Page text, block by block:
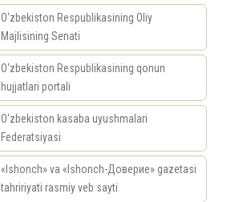
O‘zbekiston Respublikasining Oliy
Majlisining Senati
O‘zbekiston Respublikasining qonun
hujjatlari portali
O‘zbekiston kasaba uyushmalari
Federatsiyasi
«Ishonch» va «Ishonch-Доверие» gazetasi
tahririyati rasmiy veb sayti